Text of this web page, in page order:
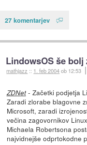
27 komentarjev
LindowsOS še bolj
mathjazz :: 1. feb 2004ob 12:53
ZDNet- Začetki podjetja
Zaradi zlorabe blagovne
Microsoft, zaradi
večina zagovornikov
Michaela Robertsona
najvidnejše odprtokodne